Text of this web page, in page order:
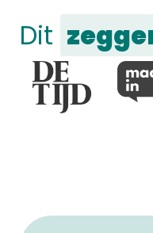
Dit